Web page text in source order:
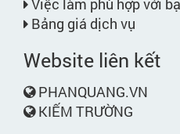
Việc làm phù hợp với
Bảng giá dịch vụ
Website liên kết
PHANQUANG.VN
KIẾM TRƯỜNG